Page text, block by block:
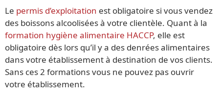
Le permis d’exploitation est obligatoire si vous vendez
des boissons alcoolisées à votre clientèle. Quant à la
formation hygiène alimentaire HACCP, elle est
obligatoire dès lors qu’il y a des denrées alimentaires
dans votre établissement à destination de vos clients.
Sans ces 2 formations vous ne pouvez pas ouvrir
votre établissement.